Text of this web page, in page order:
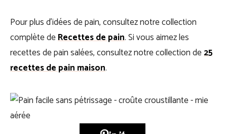
Pour plus d’idées de pain, consultez notre collection
complète deRecettes de pain. Si vous aimez les
recettes de pain salées, consultez notre collection de25
recettes de pain maison.